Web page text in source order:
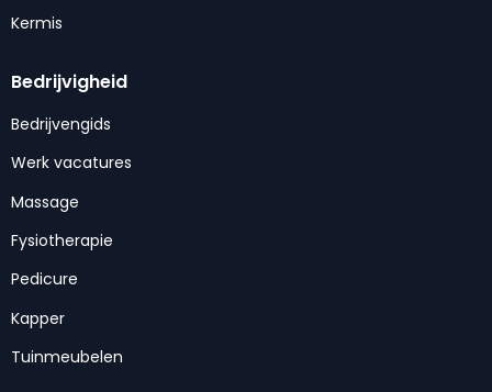
Kermis
Bedrijvigheid
Bedrijvengids
Werk vacatures
Massage
Fysiotherapie
Pedicure
Kapper
Tuinmeubelen